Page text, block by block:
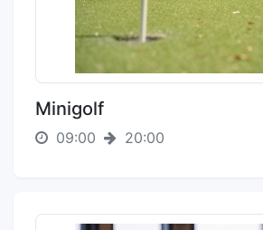
Minigolf
09:00 20:00